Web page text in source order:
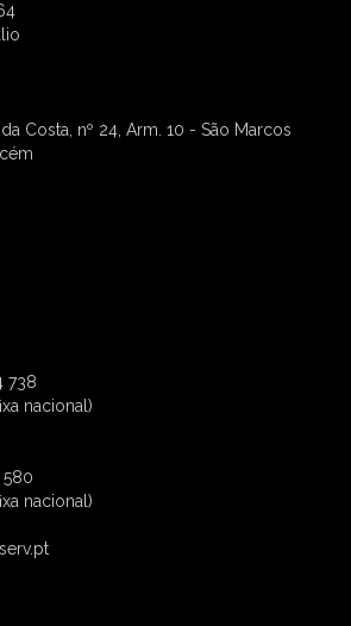
Costa, nº 24, Arm. 10 - São Marcos
738
nacional)
580
nacional)